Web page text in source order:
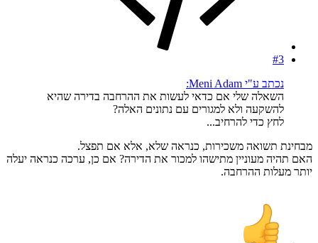
#3
נכתב ע"י Meni Adam:
השאלה שלי אם כדאי לעשות את ההרחבה בדירה שהיא
להשקעה ולא למגורים עם נתונים האלה?
לחץ כדי להרחיב...
מבחינת תשואה משכירות, כנראה שלא, אלא אם תפצל.
האם תהיה מעוניין מתישהו למכור את הדירה? אם כן, ערכה כנראה יעלה
יותר מעלות ההרחבה.